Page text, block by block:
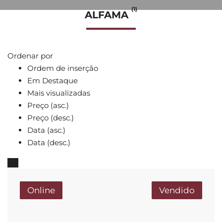
ALFAMA (1)
Ordenar por
Ordem de inserção
Em Destaque
Mais visualizadas
Preço (asc.)
Preço (desc.)
Data (asc.)
Data (desc.)
Online Vendido